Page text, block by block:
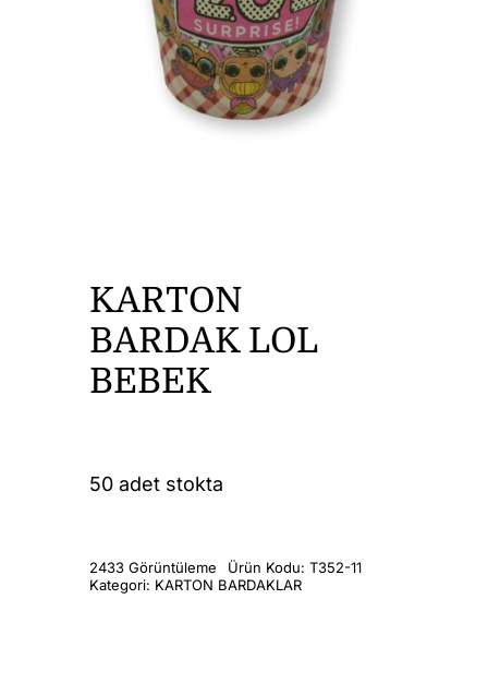
KARTON
BARDAK LOL
BEBEK
50 adet stokta
2433 Görüntüleme Ürün Kodu:T352-11
Kategori: KARTON BARDAKLAR